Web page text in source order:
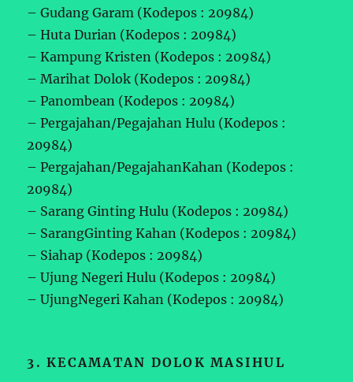
– Gudang Garam (Kodepos : 20984)
– Huta Durian (Kodepos : 20984)
– Kampung Kristen (Kodepos : 20984)
– Marihat Dolok (Kodepos : 20984)
– Panombean (Kodepos : 20984)
– Pergajahan/Pegajahan Hulu (Kodepos :
20984)
– Pergajahan/PegajahanKahan (Kodepos :
20984)
– Sarang Ginting Hulu (Kodepos : 20984)
– SarangGinting Kahan (Kodepos : 20984)
– Siahap (Kodepos : 20984)
– Ujung Negeri Hulu (Kodepos : 20984)
– UjungNegeri Kahan (Kodepos : 20984)
3. KECAMATAN DOLOK MASIHUL